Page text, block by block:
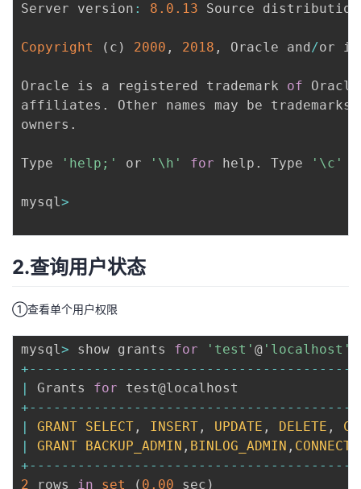
Server version : 8.0 .13 Source distribution
Copyright ( c ) 2000 , 2018 , Oracle and /or
Oracle is a registered trademark of
affiliates . Other names may be trademarks
owners .
Type 'help;' or '\h' for help . Type '\c'
mysql>
2.查询用户状态
①查看单个用户权限
mysql > show grants for 'test' @ 'localhost'
+-- -- -- -- -- -- -- -- -- -- -- -- -- -- -- -- -- -- -- --
|
Grants for
+-- -- -- -- -- -- -- -- -- -- -- -- -- -- -- -- -- -- -- --
|
GRANT SELECT , INSERT , UPDATE , DELETE ,
|
GRANT BACKUP_ADMIN , BINLOG_ADMIN ,
+-- -- -- -- -- -- -- -- -- -- -- -- -- -- -- -- -- -- -- --
2 rows in set ( 0.00 sec )